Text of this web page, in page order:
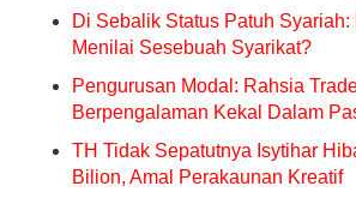
Di Sebalik Status Patuh
Menilai Sesebuah Syarikat?
Pengurusan Modal: Rahsia
Berpengalaman Kekal Dalam
TH Tidak Sepatutnya Isytihar
Bilion, Amal Perakaunan Kreatif